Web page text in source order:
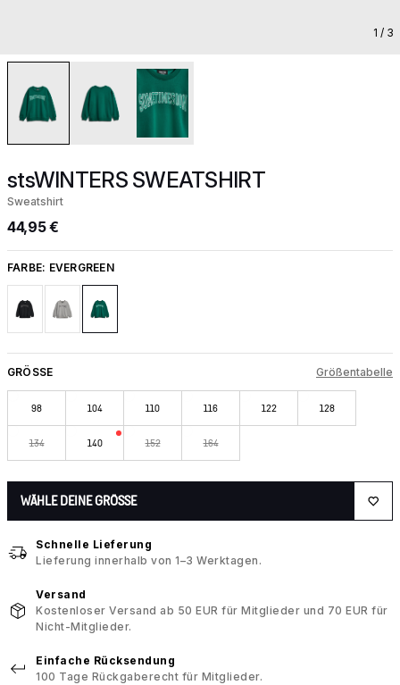
1 / 3
stsWINTERS SWEATSHIRT
Sweatshirt
44,95 €
FARBE: EVERGREEN
GRÖSSE Größentabelle
98 104 110 116 122 128
134 140 152 164
WÄHLE DEINE GRÖSSE
Schnelle Lieferung
Lieferung innerhalb von 1–3 Werktagen.
Versand
Kostenloser Versand ab 50 EUR für Mitglieder und 70 EUR für
Nicht-Mitglieder.
Einfache Rücksendung
100 Tage Rückgaberecht für Mitglieder.